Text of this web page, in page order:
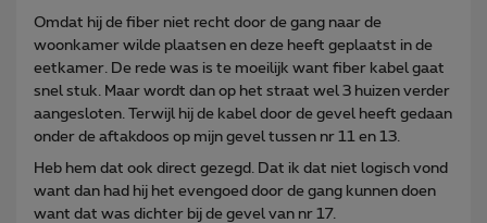
Omdat hij de fiber niet recht door de gang naar de
woonkamer wilde plaatsen en deze heeft geplaatst in de
eetkamer. De rede was is te moeilijk want fiber kabel gaat
snel stuk. Maar wordt dan op het straat wel 3 huizen verder
aangesloten. Terwijl hij de kabel door de gevel heeft gedaan
onder de aftakdoos op mijn gevel tussen nr 11 en 13.
Heb hem dat ook direct gezegd. Dat ik dat niet logisch vond
want dan had hij het evengoed door de gang kunnen doen
want dat was dichter bij de gevel van nr 17.